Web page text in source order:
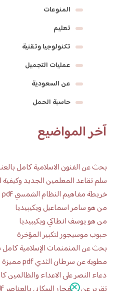
المنوعات
تعليم
تكنولوجيا وتقنية
عمليات التجميل
عن السعودية
حاسبة الحمل
آخر المواضيع
بحث عن الفنون الاسلامية كامل
سلم تقاعد المعلمين الجديد
خريطة مفاهيم النظام الشمسي pdf
من هو سامر اسماعيل ويكيبيديا
من هو يوسف انطاكي ويكيبيديا
حبوب موسيجور لتكبير المؤخرة
بحث عن المنمنمات الإسلامية كامل
مطوية عن سرطان الثدي pdf مميزة جاهزة للطباعة
دعاء النصر على الاعداء والظالمين